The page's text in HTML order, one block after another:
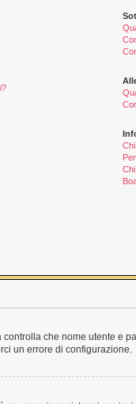
che nome utente e
un errore di configurazione.